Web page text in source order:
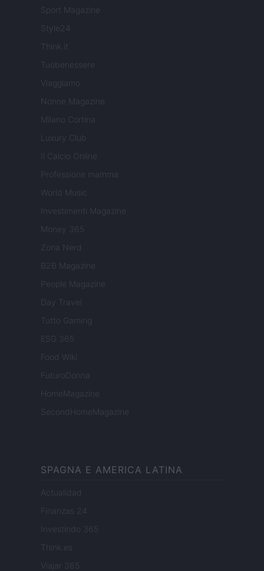
Sport Magazine
Style24
Think.it
Tuobenessere
Viaggiamo
Nonne Magazine
Milano Cortina
Luxury Club
Il Calcio Online
Professione mamma
World Music
Investimenti Magazine
Money 365
Zona Nerd
B2B Magazine
People Magazine
Day Travel
Tutto Gaming
ESG 365
Food Wiki
FuturoDonna
HomeMagazine
SecondHomeMagazine
SPAGNA E AMERICA LATINA
Actualidad
Finanzas 24
Investindo 365
Think.es
Viajar 365